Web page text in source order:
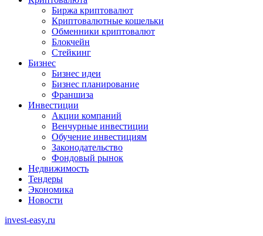
Биржа криптовалют
Криптовалютные кошельки
Обменники криптовалют
Блокчейн
Стейкинг
Бизнес
Бизнес идеи
Бизнес планирование
Франшиза
Инвестиции
Акции компаний
Венчурные инвестиции
Обучение инвестициям
Законодательство
Фондовый рынок
Недвижимость
Тендеры
Экономика
Новости
invest-easy.ru